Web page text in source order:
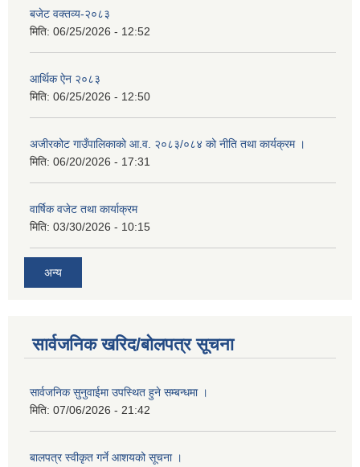
बजेट वक्तव्य-२०८३
मिति: 06/25/2026 - 12:52
आर्थिक ऐन २०८३
मिति: 06/25/2026 - 12:50
अजीरकोट गाउँपालिकाको आ.व. २०८३/०८४ को नीति तथा कार्यक्रम ।
मिति: 06/20/2026 - 17:31
वार्षिक वजेट तथा कार्याक्रम
मिति: 03/30/2026 - 10:15
अन्य
सार्वजनिक खरिद/बोलपत्र सूचना
सार्वजनिक सुनुवाईमा उपस्थित हुने सम्बन्धमा ।
मिति: 07/06/2026 - 21:42
बालपत्र स्वीकृत गर्ने आशयको सूचना ।